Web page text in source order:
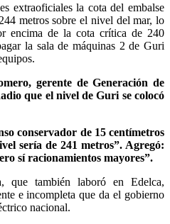
extraoficiales la cota del embalse
metros sobre el nivel del mar, lo
encima de la cota crítica de 240
la sala de máquinas 2 de Guri
gerente de Generación de
que el nivel de Guri se colocó
conservador de 15 centímetros
sería de 241 metros”. Agregó:
sí racionamientos mayores”.
que también laboró en Edelca,
e incompleta que da el gobierno
nacional.